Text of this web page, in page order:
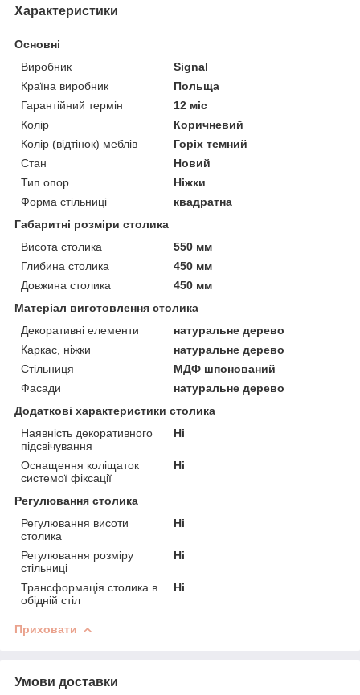
Характеристики
Основні
Виробник
Signal
Країна виробник
Польща
Гарантійний термін
12 міс
Колір
Коричневий
Колір (відтінок) меблів
Горіх темний
Стан
Новий
Тип опор
Ніжки
Форма стільниці
квадратна
Габаритні розміри столика
Висота столика
550 мм
Глибина столика
450 мм
Довжина столика
450 мм
Матеріал виготовлення столика
Декоративні елементи
натуральне дерево
Каркас, ніжки
натуральне дерево
Стільниця
МДФ шпонований
Фасади
натуральне дерево
Додаткові характеристики столика
Наявність декоративного
підсвічування
Ні
Оснащення коліщаток
системої фіксації
Ні
Регулювання столика
Регулювання висоти
столика
Ні
Регулювання розміру
стільниці
Ні
Трансформація столика в
обідній стіл
Ні
Приховати
Умови доставки